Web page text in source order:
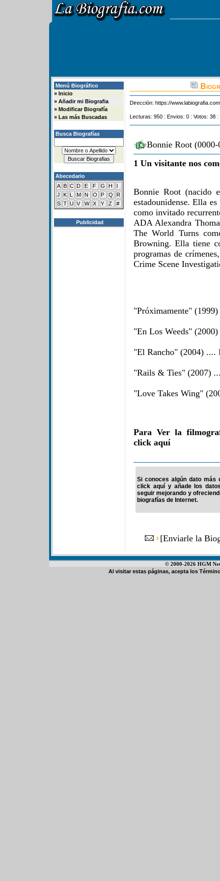
Menú Biográfico
» Inicio
» Añadir mi Biografia
» Modificar Biografía
» Las más Buscadas
Busca Biografías
Abecedario
A B C D E F G H
I
J
K L M N O P Q
R
S T U V W X Y Z #
Publicidad
Dirección: https://
Lecturas: 950 : Envios: 0 : Votos: 38
Bonnie Root
1 Un visitante nos
Bonnie Root (nacido
estadounidense. Ella
como invitado
ADA Alexandra
The World Turns
Browning. Ella tiene
programas de
Crime Scene
"Próximamente"
"En Los Weeds"
"El Rancho" (2004)
"Rails & Ties" (2007)
"Love Takes Wing"
Para Ver la
click aquí
Si conoces algún dato más
click aquí y añade los
seguir mejorando y
biografías de Internet.
[Enviarle la
© 2000-2026 HGM
Al visitar estas páginas, acepta los